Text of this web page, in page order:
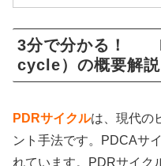
3分で分かる！
cycle）の概要解説
PDRサイクルは、現代の
ント手法です。PDCAサ
れています。PDRサイク